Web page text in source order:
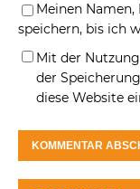
Meinen
speichern, bis ich
Mit der
der
diese Website